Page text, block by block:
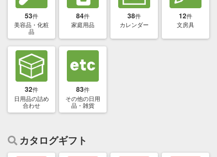
53件
美容品・化粧
品
84件
家庭用品
38件
カレンダー
12件
文房具
32件
日用品の詰め
合わせ
83件
その他の日用
品・雑貨
カタログギフト